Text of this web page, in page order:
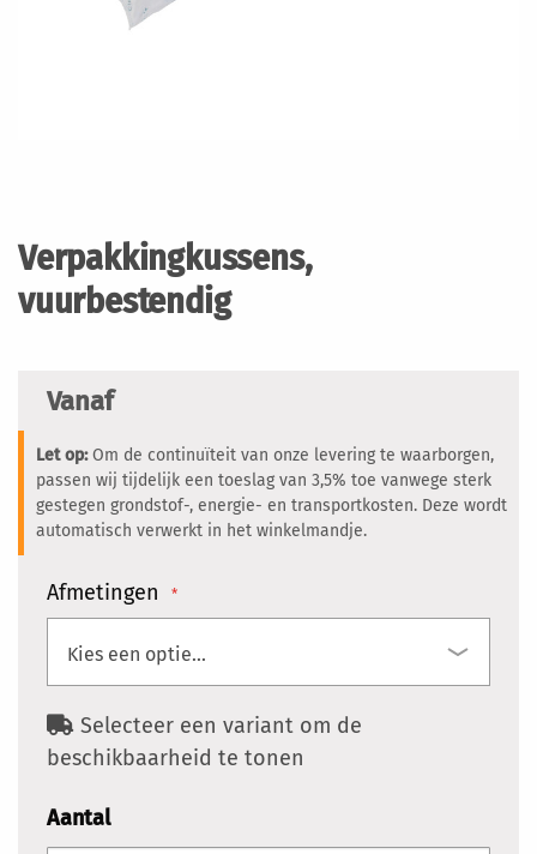
Verpakkingkussens,
vuurbestendig
Vanaf
Let op:Om de continuïteit van onze levering te waarborgen,
passen wij tijdelijk een toeslag van 3,5% toe vanwege sterk
gestegen grondstof-, energie- en transportkosten. Deze wordt
automatisch verwerkt in het winkelmandje.
Afmetingen
Selecteer een variant om de
beschikbaarheid te tonen
Aantal
begin
de